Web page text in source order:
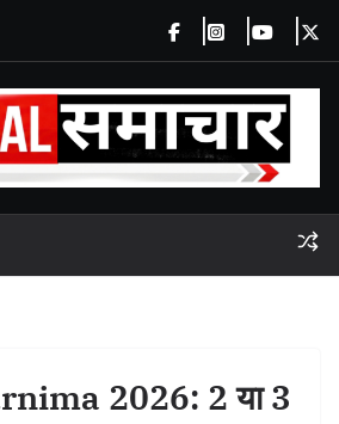
2026: 2 या 3